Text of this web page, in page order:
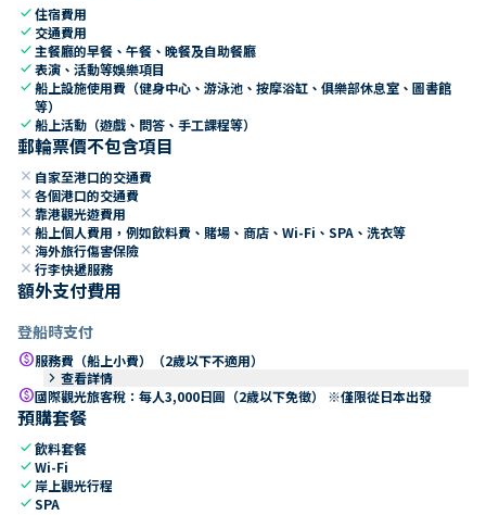
check住宿費用
check 交通費用
check 主餐廳的早餐、午餐、晚餐及自助餐廳
check表演、活動等娛樂項目
check船上設施使用費（健身中心、游泳池、按摩浴缸、俱樂部休息室、圖書館
等）
check船上活動（遊戲、問答、手工課程等）
郵輪票價不包含項目
close 自家至港口的交通費
close 各個港口的交通費
close 靠港觀光遊費用
close 船上個人費用，例如飲料費、賭場、商店、Wi-Fi、SPA、洗衣等
close 海外旅行傷害保險
close 行李快遞服務
額外支付費用
登船時支付
paid服務費（船上小費）（2歲以下不適用）
keyboard_arrow_right 查看詳情
paid國際觀光旅客稅：每人3,000日圓（2歲以下免徵） ※僅限從日本出發
預購套餐
check飲料套餐
checkWi-Fi
check 岸上觀光行程
checkSPA